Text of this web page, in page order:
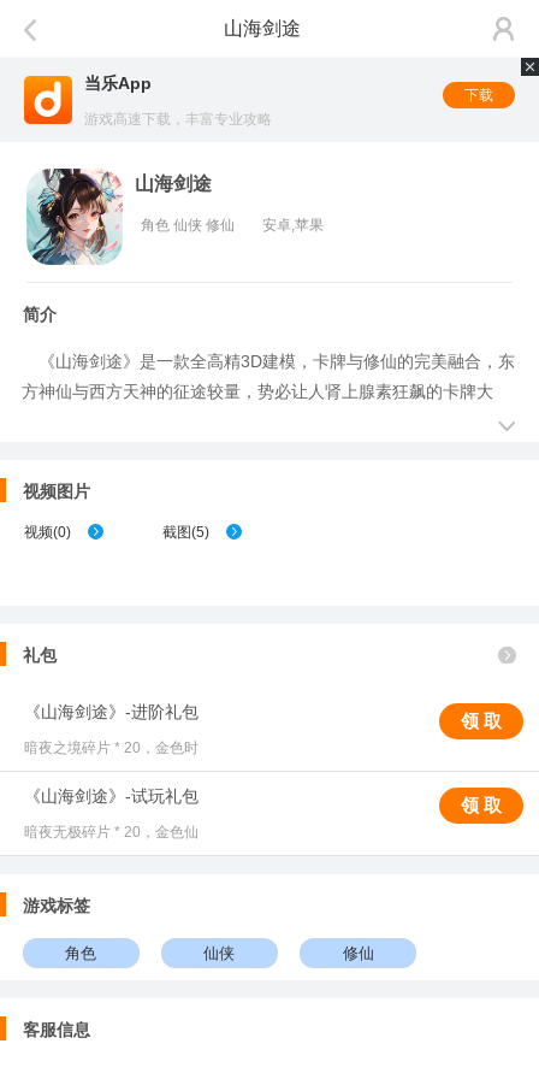
山海剑途
当乐App
游戏高速下载，丰富专业攻略
下载
山海剑途
角色 仙侠 修仙 安卓,苹果
简介
《山海剑途》是一款全高精3D建模，卡牌与修仙的完美融合，东
方神仙与西方天神的征途较量，势必让人肾上腺素狂飙的卡牌大
作。创新3职业天神并肩出战，首创剑仙录抽卡玩法，独创女神玩
绝对让你刺激过瘾！
视频图片
视频(0) 截图(5)
礼包
《山海剑途》-进阶礼包
暗夜之境碎片 * 20，金色时
领 取
《山海剑途》-试玩礼包
暗夜无极碎片 * 20，金色仙
领 取
游戏标签
角色 仙侠 修仙
客服信息